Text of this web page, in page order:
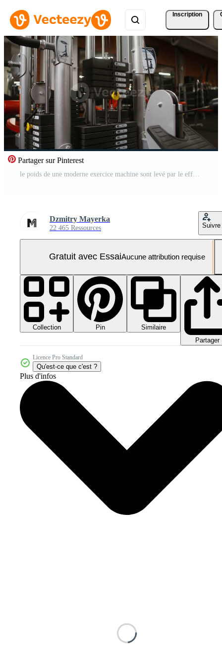
Inscription
Partager sur Pinterest
Dzmitry Mayerka
22 465 Ressources Suivre
Gratuit avec EssaiAucune attribution requise
Collection Pin
Similaire
Partager
Licence Pro Standard
Qu'est-ce que c'est ?
Plus d'infos